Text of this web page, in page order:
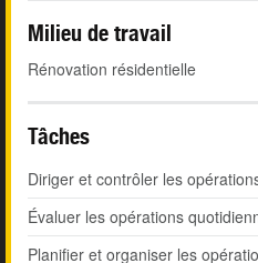
Milieu de travail
Rénovation résidentielle
Tâches
Diriger et contrôler les
Évaluer les opérations
Planifier et organiser les